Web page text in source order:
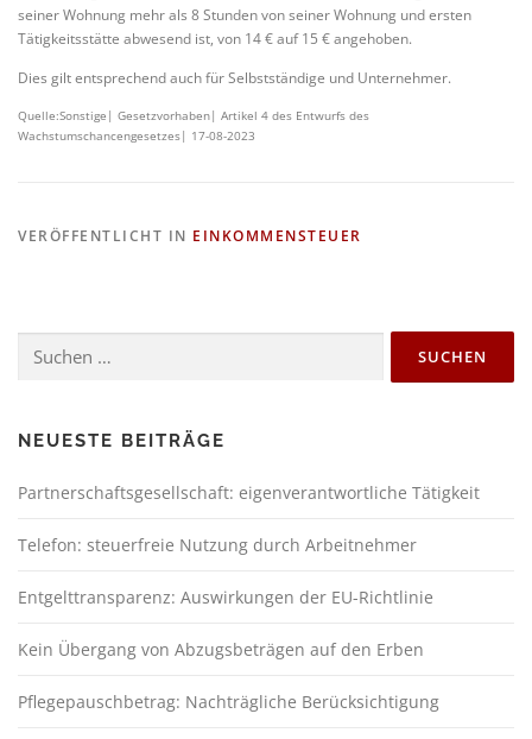
seiner Wohnung mehr als 8 Stunden von seiner Wohnung und ersten
Tätigkeitsstätte abwesend ist, von 14 € auf 15 € angehoben.
Dies gilt entsprechend auch für Selbstständige und Unternehmer.
Quelle:Sonstige| Gesetzvorhaben| Artikel 4 des Entwurfs des
Wachstumschancengesetzes| 17-08-2023
VERÖFFENTLICHT IN EINKOMMENSTEUER
NEUESTE BEITRÄGE
Partnerschaftsgesellschaft: eigenverantwortliche Tätigkeit
Telefon: steuerfreie Nutzung durch Arbeitnehmer
Entgelttransparenz: Auswirkungen der EU-Richtlinie
Kein Übergang von Abzugsbeträgen auf den Erben
Pflegepauschbetrag: Nachträgliche Berücksichtigung